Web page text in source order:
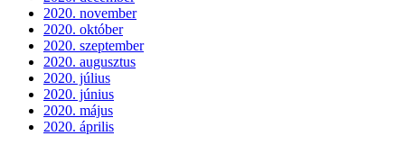
2020. november
2020. október
2020. szeptember
2020. augusztus
2020. július
2020. június
2020. május
2020. április